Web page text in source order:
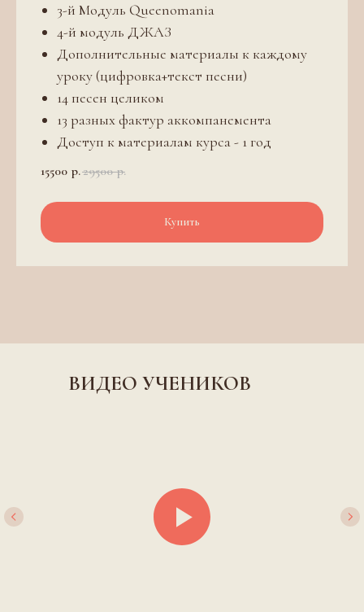
3-й Модуль Queenomania
4-й модуль ДЖАЗ
Дополнительные материалы к каждому
уроку (цифровка+текст песни)
14 песен целиком
13 разных фактур аккомпанемента
Доступ к материалам курса - 1 год
15500 р.29500 р.
Купить
ВИДЕО УЧЕНИКОВ